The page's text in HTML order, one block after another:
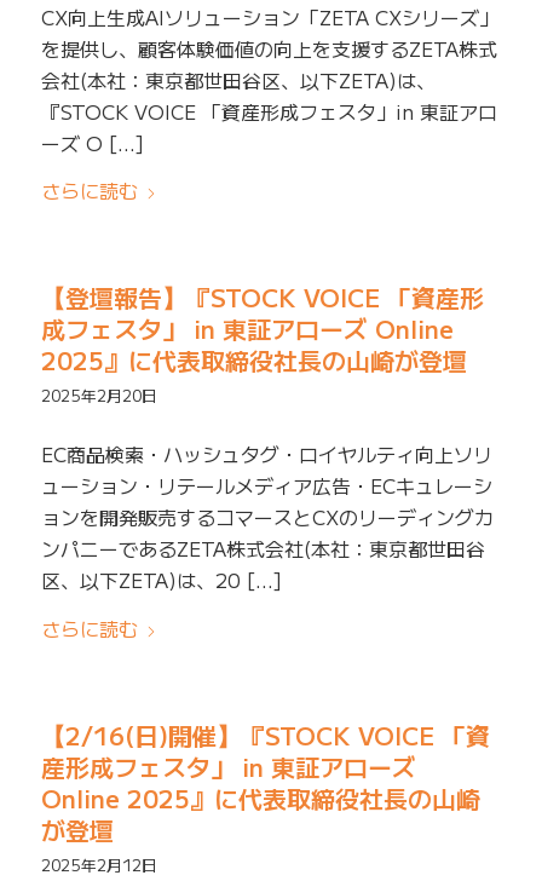
CX向上生成AIソリューション「ZETA CXシリーズ」
を提供し、顧客体験価値の向上を支援するZETA株式
会社(本社：東京都世田谷区、以下ZETA)は、
『STOCK VOICE 「資産形成フェスタ」in 東証アロ
ーズ O […]
さらに読む
【登壇報告】『STOCK VOICE 「資産形
成フェスタ」 in 東証アローズ Online
2025』に代表取締役社長の山崎が登壇
2025年2月20日
EC商品検索・ハッシュタグ・ロイヤルティ向上ソリ
ューション・リテールメディア広告・ECキュレーシ
ョンを開発販売するコマースとCXのリーディングカ
ンパニーであるZETA株式会社(本社：東京都世田谷
区、以下ZETA)は、20 […]
さらに読む
【2/16(日)開催】『STOCK VOICE 「資
産形成フェスタ」 in 東証アローズ
Online 2025』に代表取締役社長の山崎
が登壇
2025年2月12日